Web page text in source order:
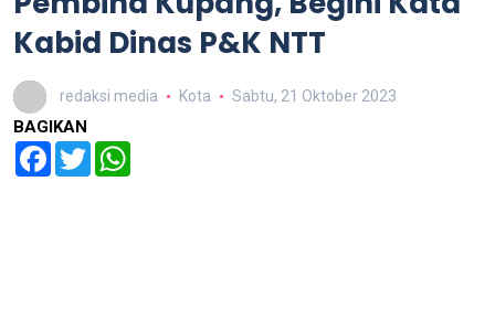
Kabid Dinas P&K NTT
redaksi media Kota Sabtu, 21 Oktober 2023
BAGIKAN
Facebook
Twitter